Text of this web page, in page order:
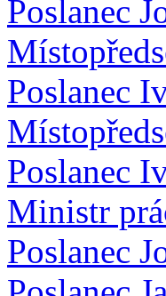
Poslanec
Poslanec
Poslanec
Ministr
Poslanec